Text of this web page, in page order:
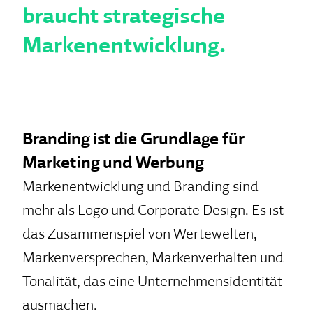
braucht strategische
Markenentwicklung.
Branding ist die Grundlage für
Marketing und Werbung
Markenentwicklung und Branding sind
mehr als Logo und Corporate Design. Es ist
das Zusammenspiel von Wertewelten,
Markenversprechen, Markenverhalten und
Tonalität, das eine Unternehmensidentität
ausmachen.